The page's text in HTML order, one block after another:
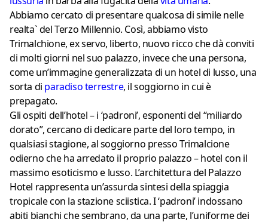
Abbiamo cercato di presentare qualcosa di simile nelle
realta` del Terzo Millennio. Così, abbiamo visto
Trimalchione, ex servo, liberto, nuovo ricco che dà conviti
di molti giorni nel suo palazzo, invece che una persona,
come un’immagine generalizzata di un hotel di lusso, una
sorta di paradiso terrestre, il soggiorno in cui è
prepagato.
Gli ospiti dell’hotel – i ‘padroni’, esponenti del “miliardo
dorato”, cercano di dedicare parte del loro tempo, in
qualsiasi stagione, al soggiorno presso Trimalcione
odierno che ha arredato il proprio palazzo – hotel con il
massimo esoticismo e lusso. L’architettura del Palazzo
Hotel rappresenta un’assurda sintesi della spiaggia
tropicale con la stazione sciistica. I ‘padroni’ indossano
abiti bianchi che sembrano, da una parte, l’uniforme dei